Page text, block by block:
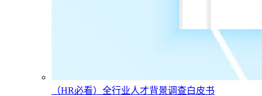
（HR必看）全行业人才背景调查白皮书